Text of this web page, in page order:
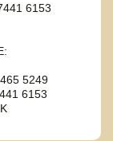
6153
5249
6153